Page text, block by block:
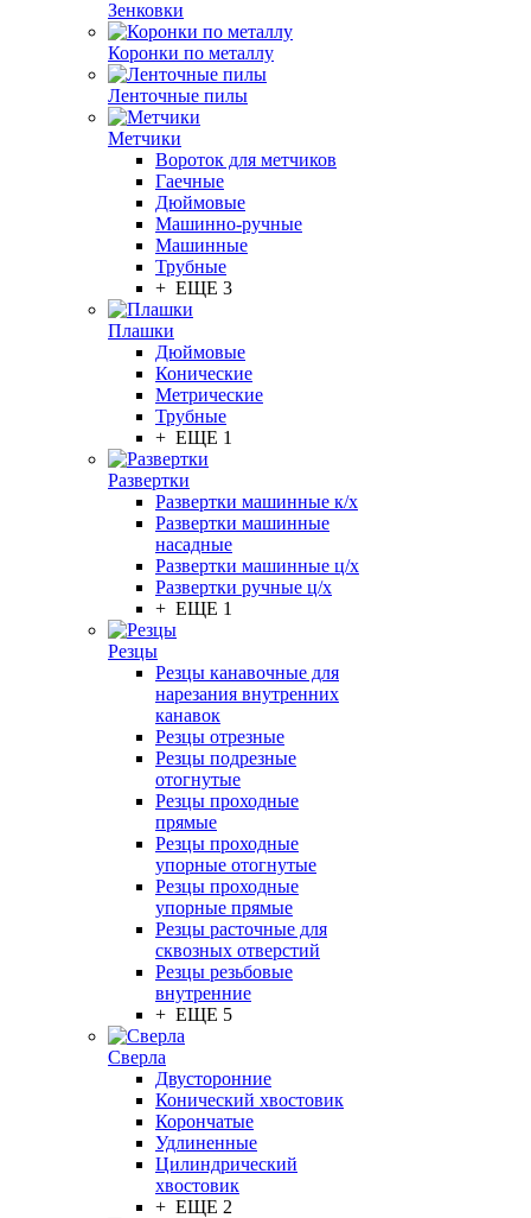
Зенковки
Коронки по металлу
Ленточные пилы
Метчики
Вороток для метчиков
Гаечные
Дюймовые
Машинно-ручные
Машинные
Трубные
+ ЕЩЕ 3
Плашки
Дюймовые
Конические
Метрические
Трубные
+ ЕЩЕ 1
Развертки
Развертки машинные к/х
Развертки машинные
насадные
Развертки машинные ц/х
Развертки ручные ц/х
+ ЕЩЕ 1
Резцы
Резцы канавочные для
нарезания внутренних
канавок
Резцы отрезные
Резцы подрезные
отогнутые
Резцы проходные
прямые
Резцы проходные
упорные отогнутые
Резцы проходные
упорные прямые
Резцы расточные для
сквозных отверстий
Резцы резьбовые
внутренние
+ ЕЩЕ 5
Сверла
Двусторонние
Конический хвостовик
Корончатые
Удлиненные
Цилиндрический
хвостовик
+ ЕЩЕ 2